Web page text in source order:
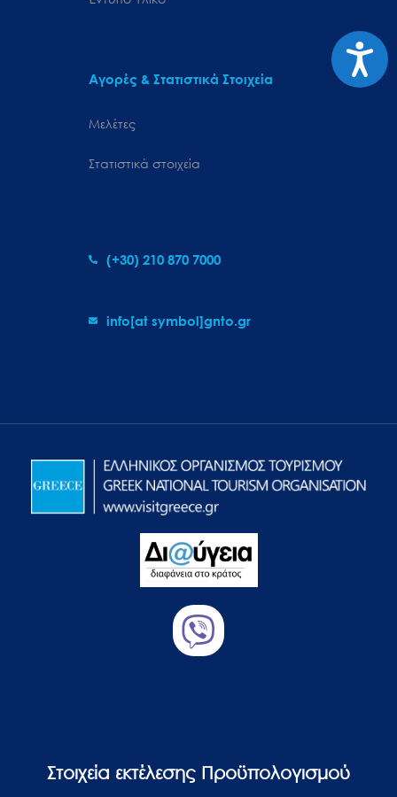
Αγορές & Στατιστικά Στοιχεία
Μελέτες
Στατιστικά στοιχεία
(+30) 210 870 7000
info[at symbol]gnto.gr
Στοιχεία εκτέλεσης Προϋπολογισμού